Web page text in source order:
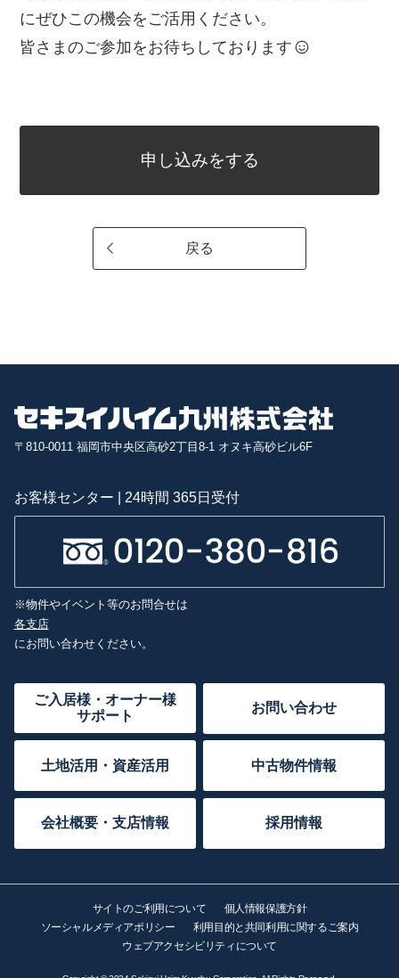
にぜひこの機会をご活用ください。
皆さまのご参加をお待ちしております
申し込みをする
戻る
〒810-0011 福岡市中央区高砂2丁目8-1 オヌキ高砂ビル6F
お客様センター | 24時間 365日受付
※物件やイベント等のお問合せは
各支店
にお問い合わせください。
ご入居様・オーナー様
サポート
お問い合わせ
土地活用・資産活用 中古物件情報
会社概要・支店情報 採用情報
サイトのご利用について
個人情報保護方針
ソーシャルメディアポリシー
利用目的と共同利用に関するご案内
ウェブアクセシビリティについて